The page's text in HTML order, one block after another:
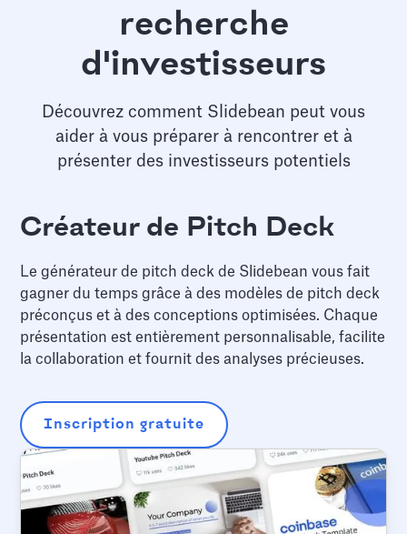
recherche
d'investisseurs
Découvrez comment Slidebean peut vous
aider à vous préparer à rencontrer et à
présenter des investisseurs potentiels
Créateur de Pitch Deck
Le générateur de pitch deck de Slidebean vous fait
gagner du temps grâce à des modèles de pitch deck
préconçus et à des conceptions optimisées. Chaque
présentation est entièrement personnalisable, facilite
la collaboration et fournit des analyses précieuses.
Inscription gratuite